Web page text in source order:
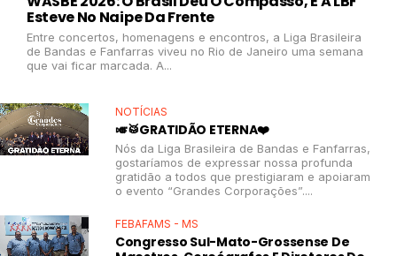
Esteve No Naipe Da Frente
Entre concertos, homenagens e encontros, a Liga Brasileira
de Bandas e Fanfarras viveu no Rio de Janeiro uma semana
que vai ficar marcada. A...
NOTÍCIAS
🎺🥁GRATIDÃO ETERNA❤️
Nós da Liga Brasileira de Bandas e Fanfarras,
gostaríamos de expressar nossa profunda
gratidão a todos que prestigiaram e apoiaram
o evento “Grandes Corporações”....
FEBAFAMS - MS
Congresso Sul-Mato-Grossense De